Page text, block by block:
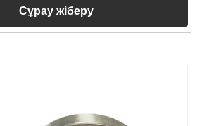
Сұрау жіберу